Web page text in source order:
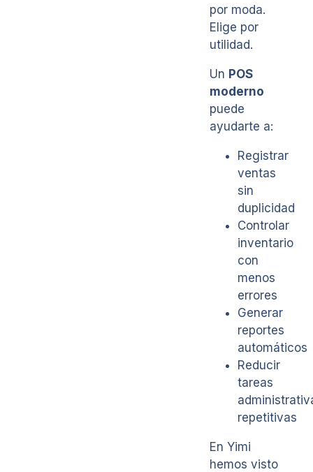
por moda.
Elige por
utilidad.
Un POS
moderno
puede
ayudarte a:
Registrar
ventas
sin
duplicidad
Controlar
inventario
con
menos
errores
Generar
reportes
automáticos
Reducir
tareas
repetitivas
En Yimi
hemos visto